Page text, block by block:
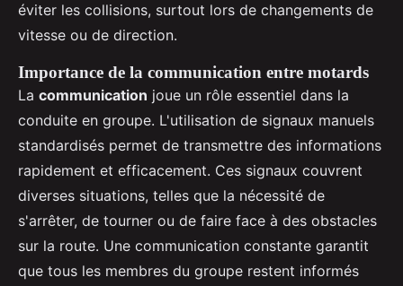
éviter les collisions, surtout lors de changements de
vitesse ou de direction.
Importance de la communication entre motards
La communication joue un rôle essentiel dans la
conduite en groupe. L'utilisation de signaux manuels
standardisés permet de transmettre des informations
rapidement et efficacement. Ces signaux couvrent
diverses situations, telles que la nécessité de
s'arrêter, de tourner ou de faire face à des obstacles
sur la route. Une communication constante garantit
que tous les membres du groupe restent informés